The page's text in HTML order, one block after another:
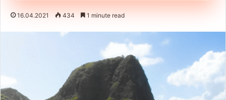
16.04.2021 434 1 minute read